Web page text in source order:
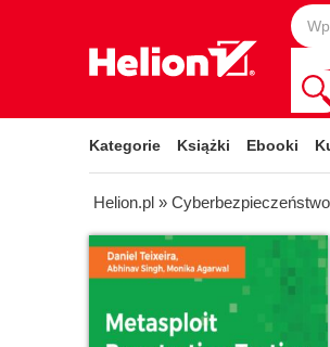
Kategorie Książki Ebooki
Helion.pl »